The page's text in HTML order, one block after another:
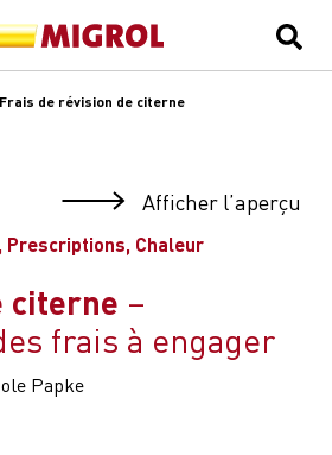
Frais de révision de citerne
Afficher l’aperçu
Prescriptions, Chaleur
citerne
frais à engager
Papke